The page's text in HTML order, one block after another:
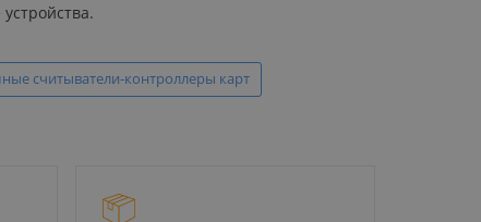
считыватели-контроллеры карт